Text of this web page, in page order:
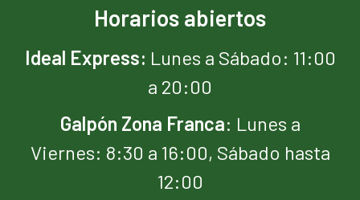
Horarios abiertos
Ideal Express: Lunes a Sábado: 11:00
a 20:00
Galpón Zona Franca: Lunes a
Viernes: 8:30 a 16:00, Sábado hasta
12:00